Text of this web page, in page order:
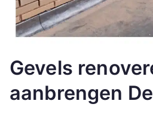
Gevels
aanbrengen